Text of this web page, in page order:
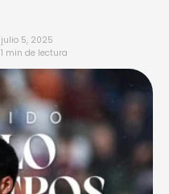
julio 5, 2025
1 min de lectura